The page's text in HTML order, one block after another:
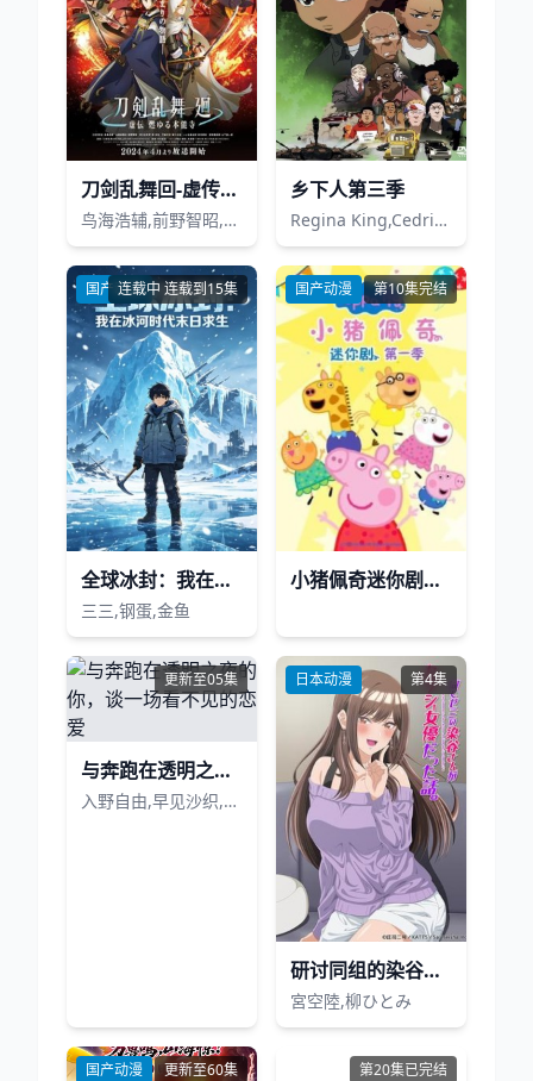
刀剑乱舞回-虚传燃烧的本能寺-
鸟海浩辅,前野智昭,新垣樽助,泰勇气,阪口大助,山下诚一郎
乡下人第三季
Regina King,Cedric Yarbrough,John Witherspoon
国产动漫连载中 连载到15集
全球冰封：我在冰河时代末日求生
三三,钢蛋,金鱼
国产动漫 第10集完结
小猪佩奇迷你剧第一季
更新至05集
与奔跑在透明之夜的你，谈一场看不见的恋爱
入野自由,早见沙织,小原好美,阿座上洋平
日本动漫 第4集
研讨同组的染谷同学原来是女优这事
宮空陸,柳ひとみ
国产动漫 更新至60集 第20集已完结